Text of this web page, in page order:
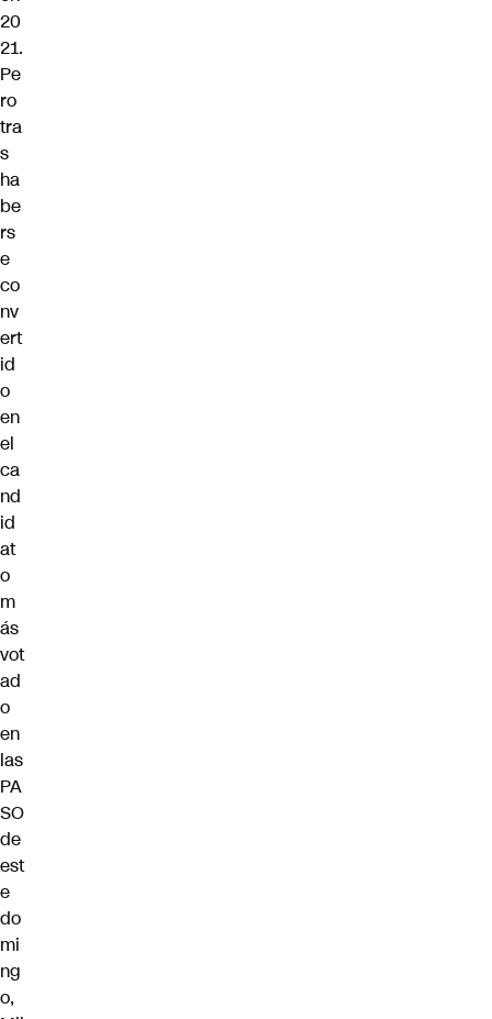
20
21.
Pe
ro
tra
s
ha
be
rs
e
co
nv
ert
id
o
en
el
ca
nd
id
at
o
m
ás
vot
ad
o
en
las
PA
SO
de
est
e
do
mi
ng
o,